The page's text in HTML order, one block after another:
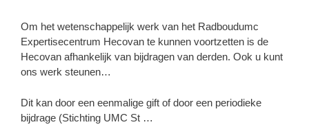
Om het wetenschappelijk werk van het Radboudumc
Expertisecentrum Hecovan te kunnen voortzetten is de
Hecovan afhankelijk van bijdragen van derden. Ook u kunt
ons werk steunen…
Dit kan door een eenmalige gift of door een periodieke
bijdrage (Stichting UMC St …